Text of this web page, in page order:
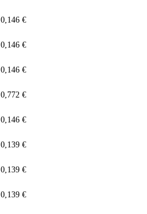
0,146 €
0,146 €
0,146 €
0,772 €
0,146 €
0,139 €
0,139 €
0,139 €